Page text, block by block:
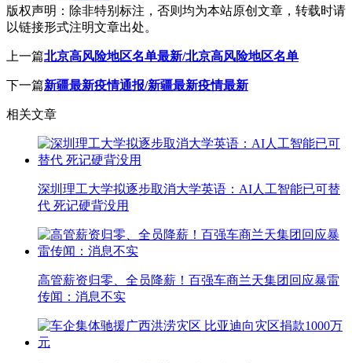
版权声明： 除非特别标注，否则均为本站原创文章，转载时请
以链接形式注明文章出处。
上一篇北京高风险地区名单最新/北京高风险地区名单
下一篇新疆最新疫情通报/新疆最新疫情最新
相关文章
深圳理工大学拟逐步取消大学英语：AI人工智能已可替
代 死记硬背没用
高管薪资归零、全员降薪！百强车商兰天集团回应暴雷
传闻：消息不实